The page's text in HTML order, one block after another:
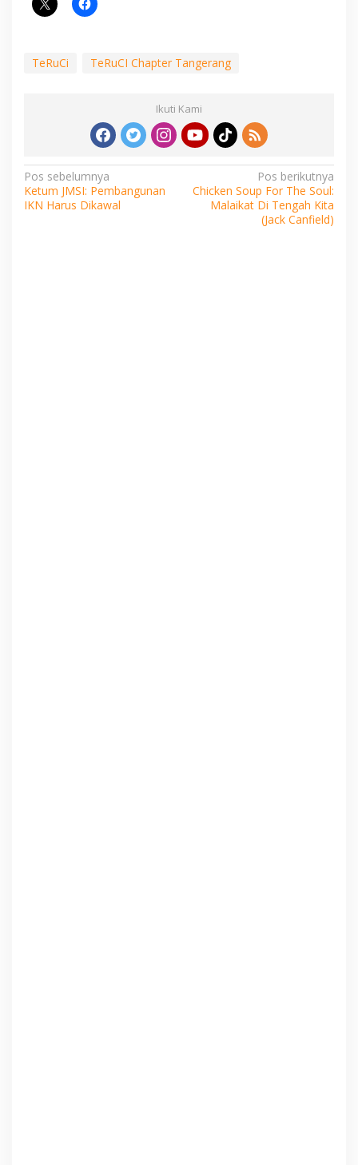
TeRuCi TeRuCI Chapter Tangerang
Ikuti Kami
Navigasi
pos
Pos sebelumnya
Ketum JMSI: Pembangunan
IKN Harus Dikawal
Pos berikutnya
Chicken Soup For The Soul:
Malaikat Di Tengah Kita
(Jack Canfield)